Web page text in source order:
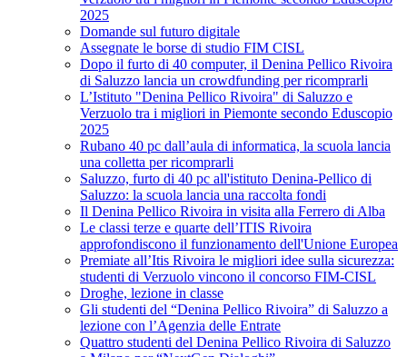
2025
Domande sul futuro digitale
Assegnate le borse di studio FIM CISL
Dopo il furto di 40 computer, il Denina Pellico Rivoira
di Saluzzo lancia un crowdfunding per ricomprarli
L’Istituto "Denina Pellico Rivoira" di Saluzzo e
Verzuolo tra i migliori in Piemonte secondo Eduscopio
2025
Rubano 40 pc dall’aula di informatica, la scuola lancia
una colletta per ricomprarli
Saluzzo, furto di 40 pc all'istituto Denina-Pellico di
Saluzzo: la scuola lancia una raccolta fondi
Il Denina Pellico Rivoira in visita alla Ferrero di Alba
Le classi terze e quarte dell’ITIS Rivoira
approfondiscono il funzionamento dell'Unione Europea
Premiate all’Itis Rivoira le migliori idee sulla sicurezza:
studenti di Verzuolo vincono il concorso FIM-CISL
Droghe, lezione in classe
Gli studenti del “Denina Pellico Rivoira” di Saluzzo a
lezione con l’Agenzia delle Entrate
Quattro studenti del Denina Pellico Rivoira di Saluzzo